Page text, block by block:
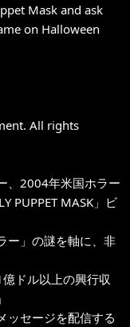
Mask and ask
on Halloween
All rights
、2004年米国ホラー
PUPPET MASK」ビ
ー」の謎を軸に、非
ドル以上の興行収
ッセージを配信する